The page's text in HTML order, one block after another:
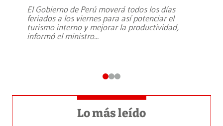
El Gobierno de Perú moverá todos los días
feriados a los viernes para así potenciar el
turismo interno y mejorar la productividad,
informó el ministro...
Lo más leído